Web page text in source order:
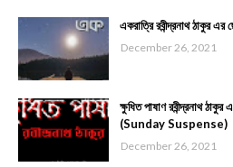
একরাত্রি রবীন্দ্রনাথ ঠাকুর এর
December 26, 2021
ক্ষুধিত পাষাণ রবীন্দ্রনাথ
(Sunday Suspense)
December 26, 2021